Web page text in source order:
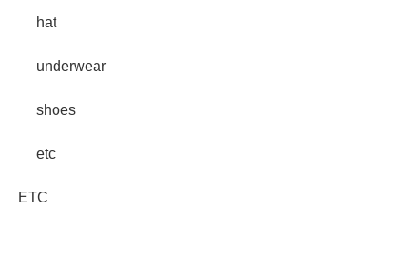
hat
underwear
shoes
etc
ETC